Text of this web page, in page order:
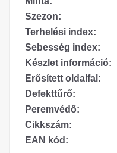
Szezon:
Terhelési index:
Sebesség index:
Készlet információ:
Erősített oldalfal:
Defekttűrő:
Peremvédő:
Cikkszám:
EAN kód: